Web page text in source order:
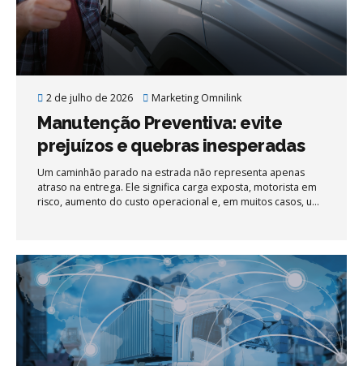
2 de julho de 2026 Marketing Omnilink
Manutenção Preventiva: evite
prejuízos e quebras inesperadas
Um caminhão parado na estrada não representa apenas
atraso na entrega. Ele significa carga exposta, motorista em
risco, aumento do custo operacional e, em muitos casos, um